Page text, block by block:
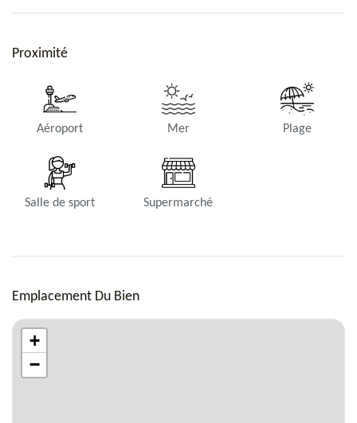
Proximité
Aéroport Mer Plage
Salle de sport Supermarché
Emplacement Du Bien
+
−